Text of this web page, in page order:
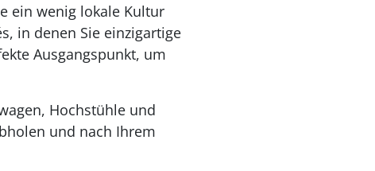
ein wenig lokale Kultur
in denen Sie einzigartige
Ausgangspunkt, um
Hochstühle und
und nach Ihrem